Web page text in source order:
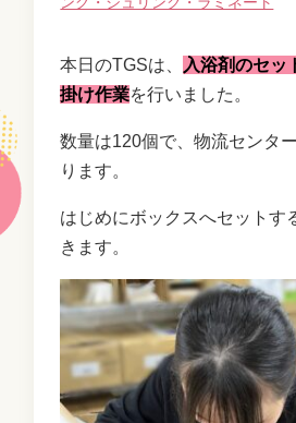
本日のTGSは、
入浴剤のセッ
掛け作業を行いました。
数量は120個で、物流センタ
ります。
はじめにボックスへセットす
きます。